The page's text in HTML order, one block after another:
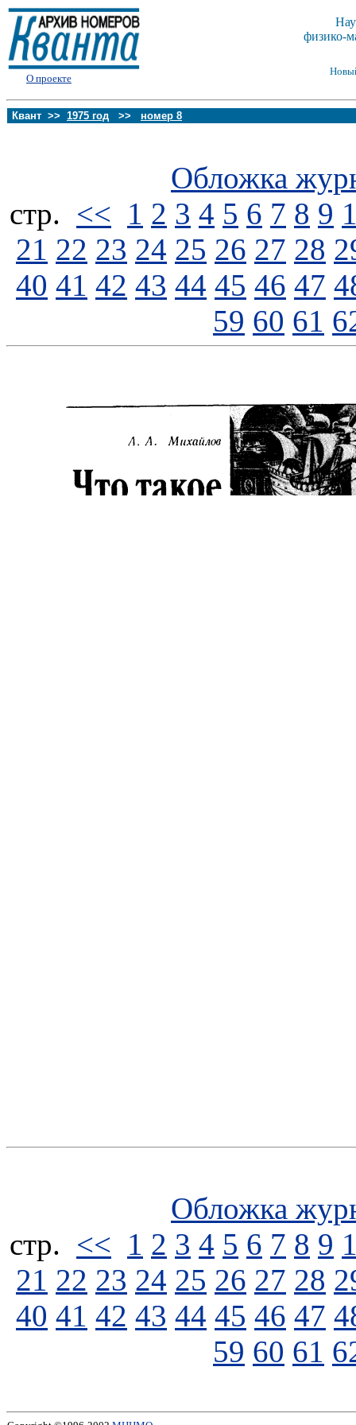
О проекте
физико-
Квант >> 1975 год >> номер 8
Обложка
стp. << 1 2 3 4 5 6 7 8 9
21 22 23 24 25 26 27 28
40 41 42 43 44 45 46 47
59 60 61
Обложка
стp. << 1 2 3 4 5 6 7 8 9
21 22 23 24 25 26 27 28
40 41 42 43 44 45 46 47
59 60 61